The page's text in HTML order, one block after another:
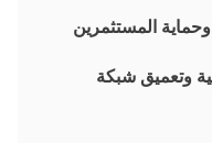
المستثمرين
وتعميق شبكة